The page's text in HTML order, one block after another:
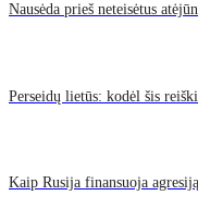
Nausėda prieš neteisėtus
Perseidų lietūs: kodėl šis
Kaip Rusija finansuoja agresiją